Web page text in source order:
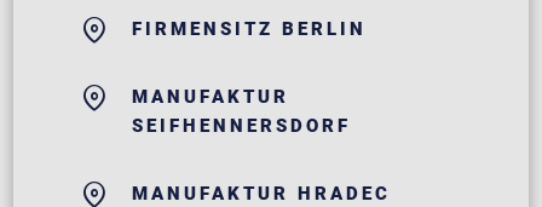
FIRMENSITZ BERLIN
MANUFAKTUR
SEIFHENNERSDORF
MANUFAKTUR HRADEC